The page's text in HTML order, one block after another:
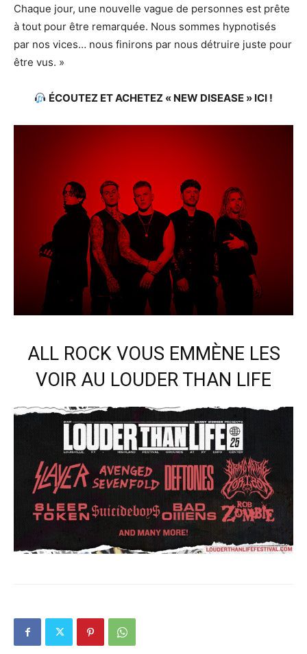
Chaque jour, une nouvelle vague de personnes est prête
à tout pour être remarquée. Nous sommes hypnotisés
par nos vices… nous finirons par nous détruire juste pour
être vus. »
ÉCOUTEZ ET ACHETEZ « NEW DISEASE » ICI !
ALL ROCK VOUS EMMÈNE LES
VOIR AU LOUDER THAN LIFE